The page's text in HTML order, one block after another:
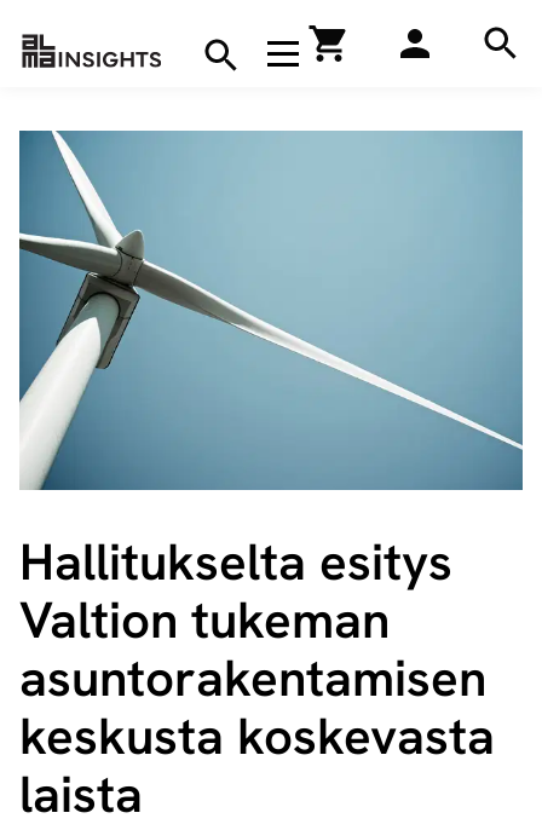
Avaa navigaatio
Hae
Hallitukselta esitys
Valtion tukeman
asun­to­ra­ken­ta­mi­sen
keskusta koskevasta
laista